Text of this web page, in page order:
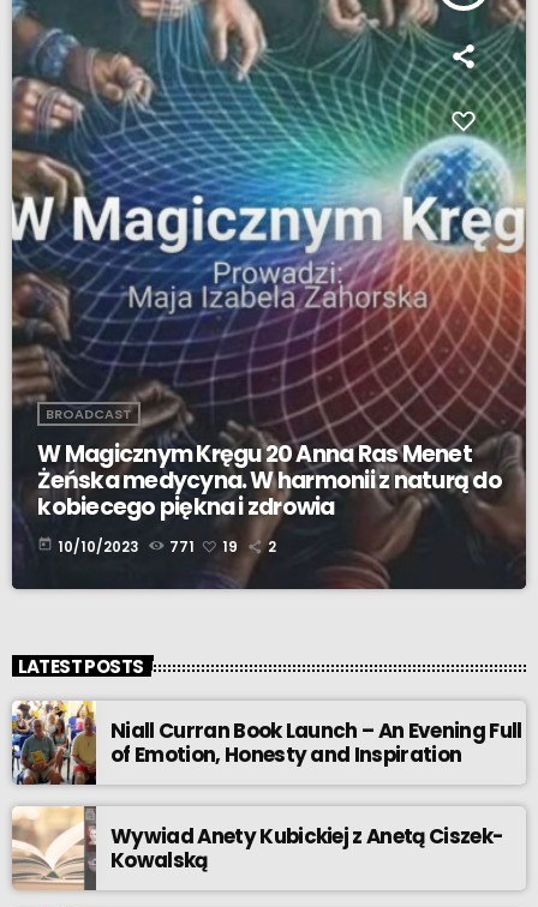
BROADCAST
W Magicznym Kręgu 20 Anna Ras Menet
Żeńska medycyna. W harmonii z naturą do
kobiecego piękna i zdrowia
today 10/10/2023 771 19 2
LATEST POSTS
Niall Curran Book Launch – An Evening Full
of Emotion, Honesty and Inspiration
Wywiad Anety Kubickiej z Anetą Ciszek-
Kowalską